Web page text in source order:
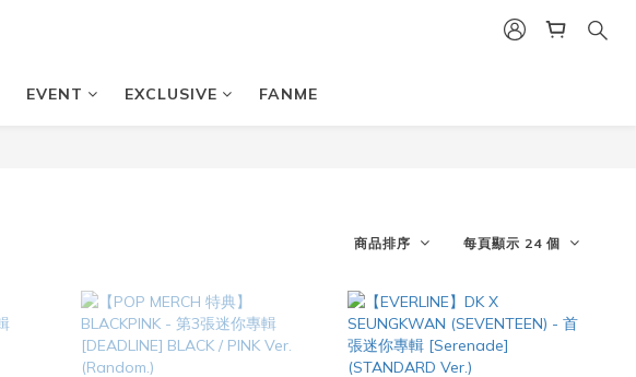
EVENT EXCLUSIVE FANME
商品排序 每頁顯示 24 個